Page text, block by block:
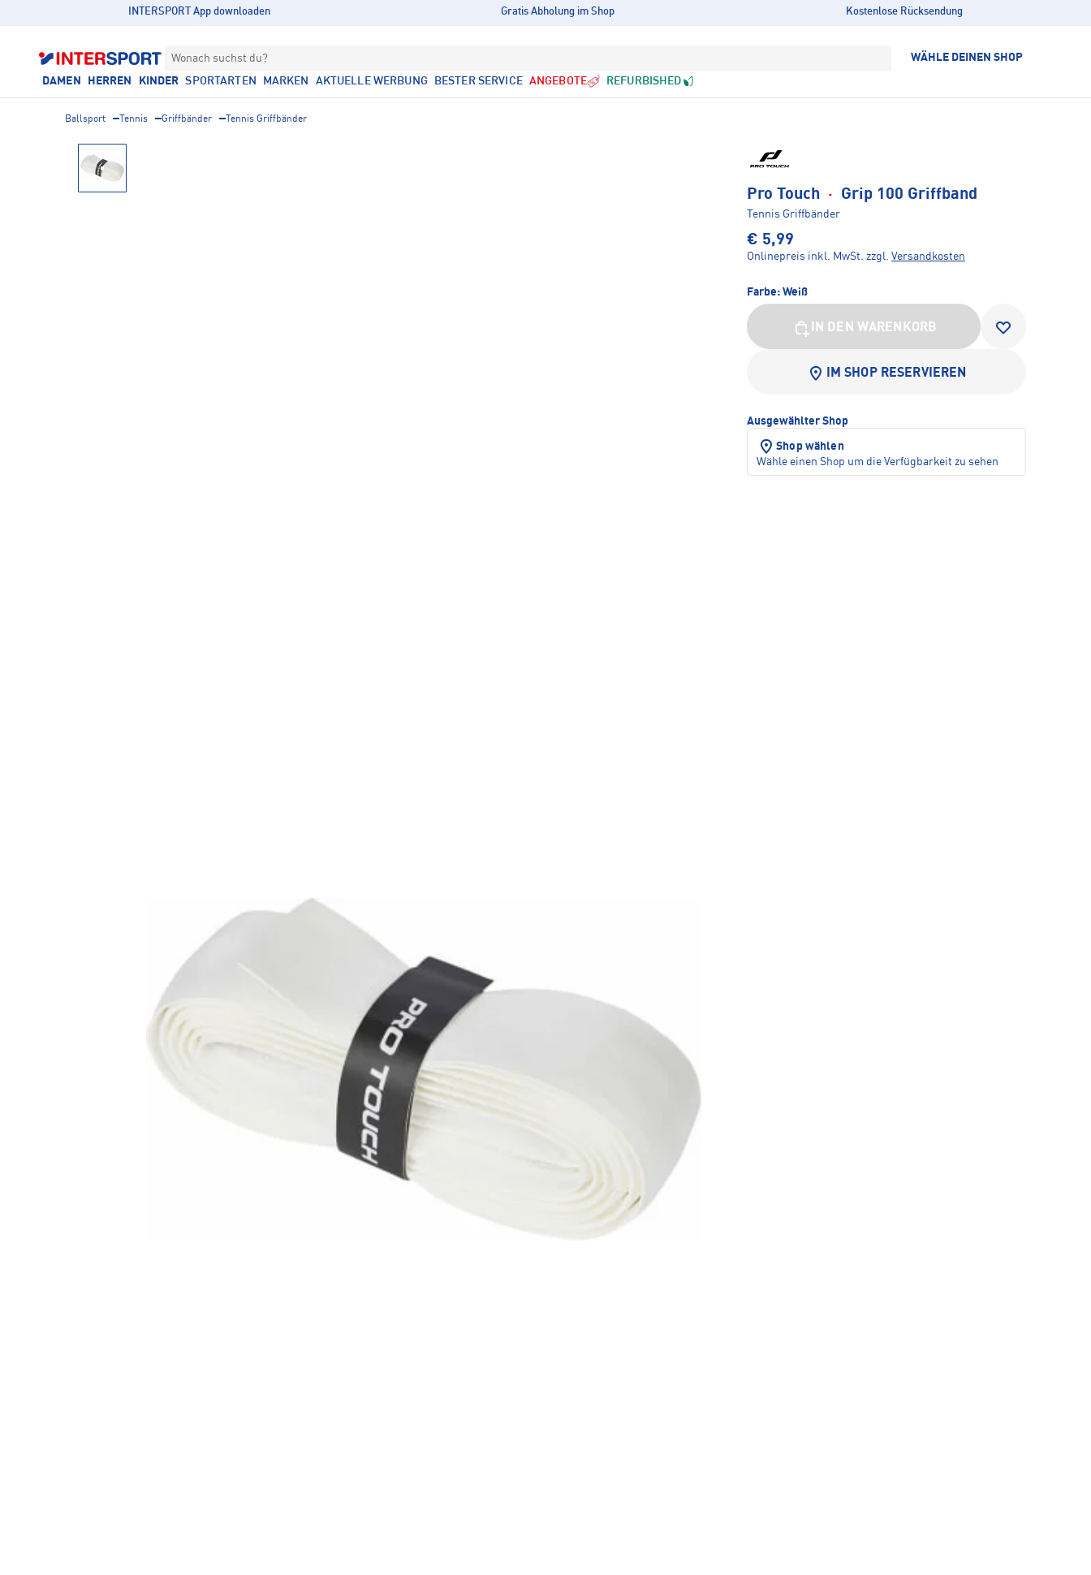
INTERSPORT App downloaden Gratis Abholung im Shop Kostenlose Rücksendung
Wonach suchst du? WÄHLE DEINEN SHOP
DAMEN HERREN KINDER SPORTARTEN MARKEN AKTUELLE WERBUNG BESTER SERVICE ANGEBOTE REFURBISHED
Ballsport Tennis Griffbänder Tennis Griffbänder
Pro Touch · Grip 100 Griffband
Tennis Griffbänder
€ 5,99
Onlinepreis inkl. MwSt. zzgl. Versandkosten
Farbe: Weiß
IN DEN WARENKORB
IM SHOP RESERVIEREN
Ausgewählter Shop
Shop wählen
Wähle einen Shop um die Verfügbarkeit zu sehen